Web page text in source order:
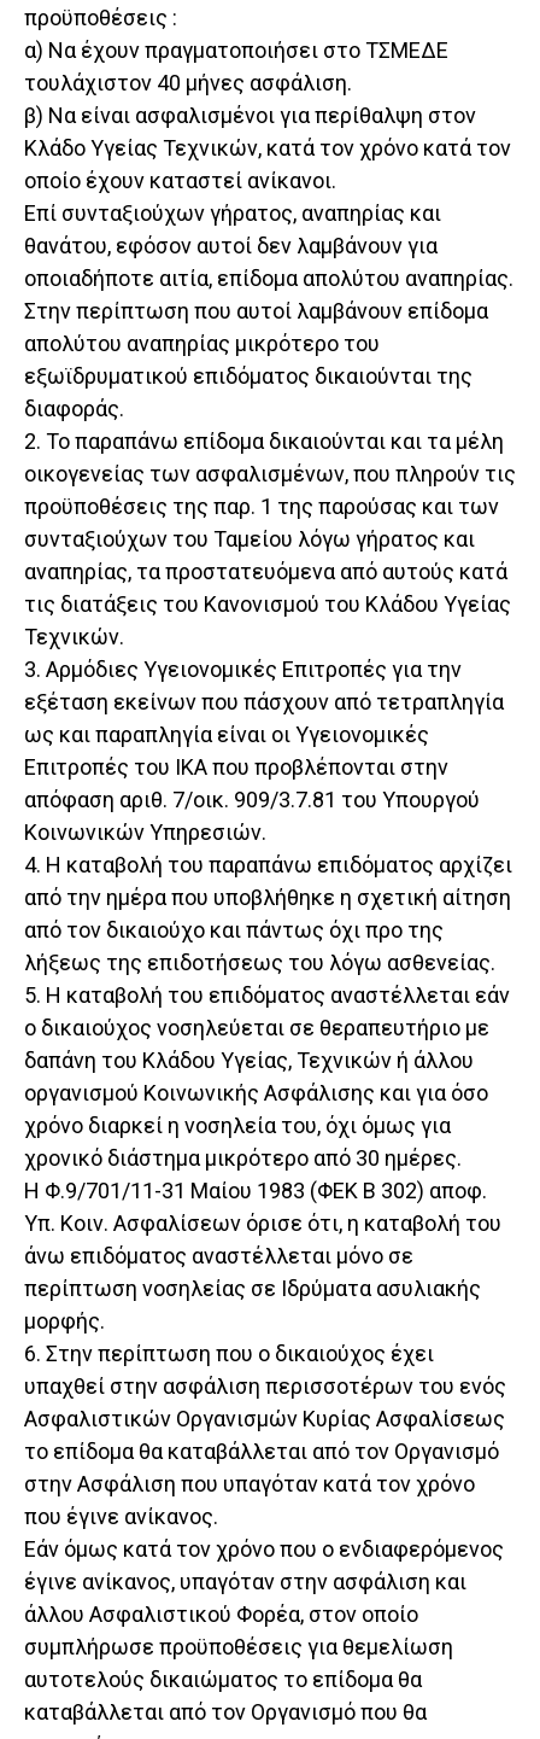
προϋποθέσεις :
α) Να έχουν πραγματοποιήσει στο ΤΣΜΕΔΕ
τουλάχιστον 40 μήνες ασφάλιση.
β) Να είναι ασφαλισμένοι για περίθαλψη στον
Κλάδο Υγείας Τεχνικών, κατά τον χρόνο κατά τον
οποίο έχουν καταστεί ανίκανοι.
Επί συνταξιούχων γήρατος, αναπηρίας και
θανάτου, εφόσον αυτοί δεν λαμβάνουν για
οποιαδήποτε αιτία, επίδομα απολύτου αναπηρίας.
Στην περίπτωση που αυτοί λαμβάνουν επίδομα
απολύτου αναπηρίας μικρότερο του
εξωϊδρυματικού επιδόματος δικαιούνται της
διαφοράς.
2. Το παραπάνω επίδομα δικαιούνται και τα μέλη
οικογενείας των ασφαλισμένων, που πληρούν τις
προϋποθέσεις της παρ. 1 της παρούσας και των
συνταξιούχων του Ταμείου λόγω γήρατος και
αναπηρίας, τα προστατευόμενα από αυτούς κατά
τις διατάξεις του Κανονισμού του Κλάδου Υγείας
Τεχνικών.
3. Αρμόδιες Υγειονομικές Επιτροπές για την
εξέταση εκείνων που πάσχουν από τετραπληγία
ως και παραπληγία είναι οι Υγειονομικές
Επιτροπές του ΙΚΑ που προβλέπονται στην
απόφαση αριθ. 7/οικ. 909/3.7.81 του Υπουργού
Κοινωνικών Υπηρεσιών.
4. Η καταβολή του παραπάνω επιδόματος αρχίζει
από την ημέρα που υποβλήθηκε η σχετική αίτηση
από τον δικαιούχο και πάντως όχι προ της
λήξεως της επιδοτήσεως του λόγω ασθενείας.
5. Η καταβολή του επιδόματος αναστέλλεται εάν
ο δικαιούχος νοσηλεύεται σε θεραπευτήριο με
δαπάνη του Κλάδου Υγείας, Τεχνικών ή άλλου
οργανισμού Κοινωνικής Ασφάλισης και για όσο
χρόνο διαρκεί η νοσηλεία του, όχι όμως για
χρονικό διάστημα μικρότερο από 30 ημέρες.
Η Φ.9/701/11-31 Μαίου 1983 (ΦΕΚ Β 302) αποφ.
Υπ. Κοιν. Ασφαλίσεων όρισε ότι, η καταβολή του
άνω επιδόματος αναστέλλεται μόνο σε
περίπτωση νοσηλείας σε Ιδρύματα ασυλιακής
μορφής.
6. Στην περίπτωση που ο δικαιούχος έχει
υπαχθεί στην ασφάλιση περισσοτέρων του ενός
Ασφαλιστικών Οργανισμών Κυρίας Ασφαλίσεως
το επίδομα θα καταβάλλεται από τον Οργανισμό
στην Ασφάλιση που υπαγόταν κατά τον χρόνο
που έγινε ανίκανος.
Εάν όμως κατά τον χρόνο που ο ενδιαφερόμενος
έγινε ανίκανος, υπαγόταν στην ασφάλιση και
άλλου Ασφαλιστικού Φορέα, στον οποίο
συμπλήρωσε προϋποθέσεις για θεμελίωση
αυτοτελούς δικαιώματος το επίδομα θα
καταβάλλεται από τον Οργανισμό που θα